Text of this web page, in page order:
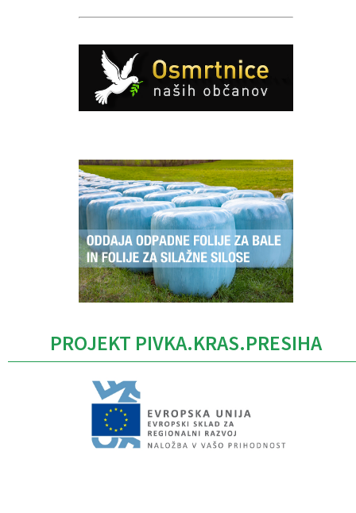
PROJEKT PIVKA.KRAS.PRESIHA